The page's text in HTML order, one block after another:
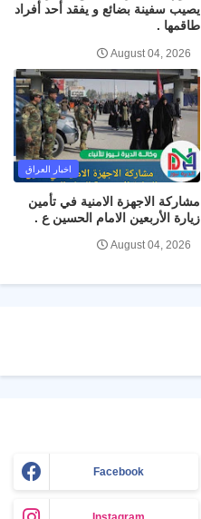
يصيب سفينة بضائع و يفقد أحد أفراد
طاقمها .
August 04, 2026
اخبار العراق
مشاركة الاجهزة الامنية في تأمين
زيارة الأربعين الامام الحسين ع .
August 04, 2026
Facebook